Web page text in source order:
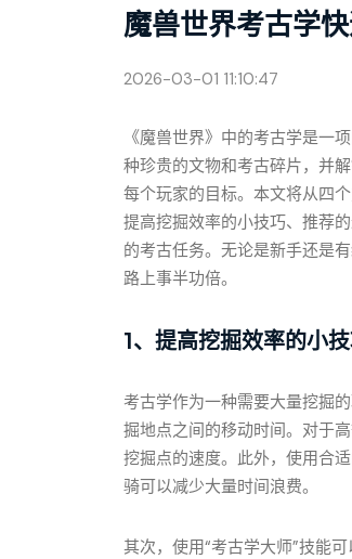
魔兽世界考古学
2026-03-01 11:10:47
《魔兽世界》中的考古学是一
种珍贵的文物和考古碎片，并
每个玩家的目标。本文将从四
提高挖掘效率的小技巧、推荐
的考古任务。无论是新手还是
路上事半功倍。
1、提高挖掘效率的小
考古学作为一种需要大量挖掘
掘地点之间的移动时间。对于
挖掘点的速度。此外，使用合
骑可以减少大量时间浪费。
其次，使用“考古学大师”技能